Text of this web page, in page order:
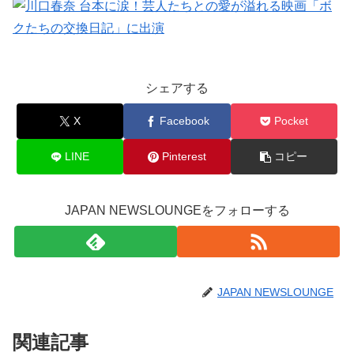
シェアする
X Facebook Pocket
LINE Pinterest コピー
JAPAN NEWSLOUNGEをフォローする
JAPAN NEWSLOUNGE
関連記事